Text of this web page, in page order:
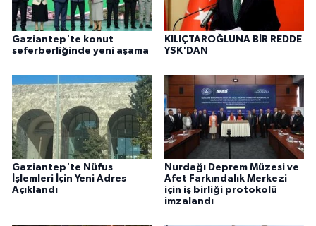
Gaziantep'te konut
seferberliğinde yeni aşama
KILIÇTAROĞLUNA BİR REDDE
YSK'DAN
Gaziantep'te Nüfus
İşlemleri İçin Yeni Adres
Açıklandı
Nurdağı Deprem Müzesi ve
Afet Farkındalık Merkezi
için iş birliği protokolü
imzalandı